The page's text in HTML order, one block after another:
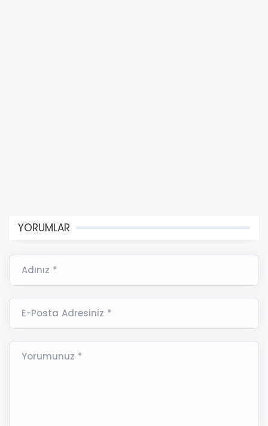
YORUMLAR
Adınız *
E-Posta Adresiniz *
Yorumunuz *